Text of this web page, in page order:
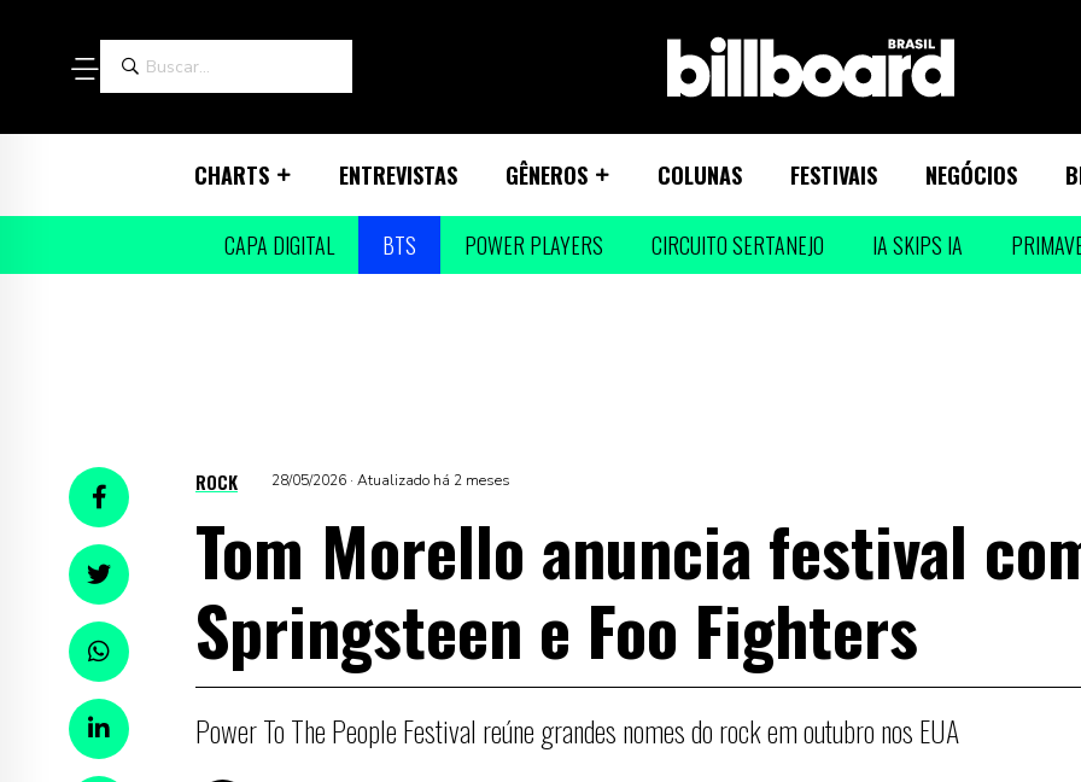
CHARTS ENTREVISTAS GÊNEROS COLUNAS FESTIVAIS NEGÓCIOS
CAPA DIGITAL BTS POWER PLAYERS CIRCUITO SERTANEJO IA SKIPS IA
ROCK 28/05/2026 · Atualizado há 2 meses
Tom Morello anuncia festival
Springsteen e Foo Fighters
Power To The People Festival reúne grandes nomes do rock em outubro nos EUA